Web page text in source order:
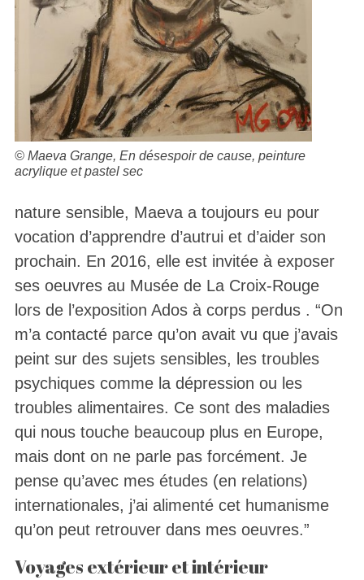
© Maeva Grange, En désespoir de cause, peinture
acrylique et pastel sec
nature sensible, Maeva a toujours eu pour
vocation d’apprendre d’autrui et d’aider son
prochain. En 2016, elle est invitée à exposer
ses oeuvres au Musée de La Croix-Rouge
lors de l’exposition Ados à corps perdus . “On
m’a contacté parce qu’on avait vu que j’avais
peint sur des sujets sensibles, les troubles
psychiques comme la dépression ou les
troubles alimentaires. Ce sont des maladies
qui nous touche beaucoup plus en Europe,
mais dont on ne parle pas forcément. Je
pense qu’avec mes études (en relations)
internationales, j’ai alimenté cet humanisme
qu’on peut retrouver dans mes oeuvres.”
Voyages extérieur et intérieur